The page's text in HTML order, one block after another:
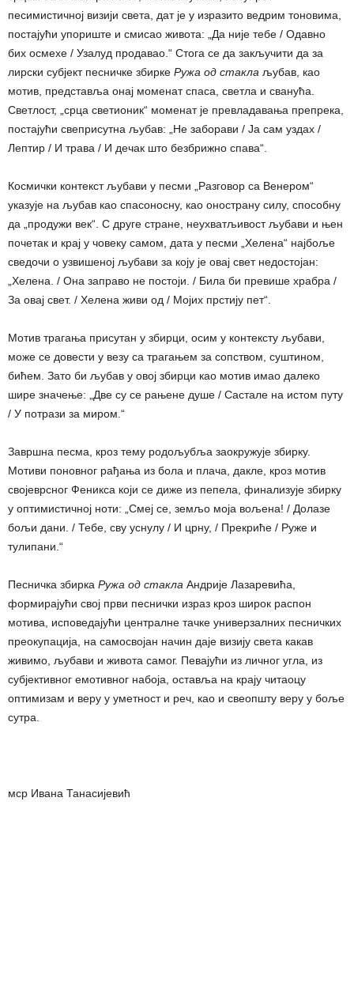
песимистичној визији света, дат је у изразито ведрим тоновима,
постајући упориште и смисао живота: „Да није тебе / Одавно
бих осмехе / Узалуд продавао.“ Стога се да закључити да за
лирски субјект песничке збирке Ружа од стакла љубав, као
мотив, представља онај моменат спаса, светла и сванућа.
Светлост, „срца светионик“ моменат је превладавања препрека,
постајући свеприсутна љубав: „Не заборави / Ја сам уздах /
Лептир / И трава / И дечак што безбрижно спава“.
Космички контекст љубави у песми „Разговор са Венером“
указује на љубав као спасоносну, као онострану силу, способну
да „продужи век“. С друге стране, неухватљивост љубави и њен
почетак и крај у човеку самом, дата у песми „Хелена“ најбоље
сведочи о узвишеној љубави за коју је овај свет недостојан:
„Хелена. / Она заправо не постоји. / Била би превише храбра /
За овај свет. / Хелена живи од / Мојих прстију пет“.
Мотив трагања присутан у збирци, осим у контексту љубави,
може се довести у везу са трагањем за сопством, суштином,
бићем. Зато би љубав у овој збирци као мотив имао далеко
шире значење: „Две су се рањене душе / Састале на истом путу
/ У потрази за миром.“
Завршна песма, кроз тему родољубља заокружује збирку.
Мотиви поновног рађања из бола и плача, дакле, кроз мотив
својеврсног Феникса који се диже из пепела, финализује збирку
у оптимистичној ноти: „Смеј се, земљо моја вољена! / Долазе
бољи дани. / Тебе, сву уснулу / И црну, / Прекриће / Руже и
тулипани.“
Песничка збирка Ружа од стакла Андрије Лазаревића,
формирајући свој први песнички израз кроз широк распон
мотива, исповедајући централне тачке универзалних песничких
преокупација, на самосвојан начин даје визију света какав
живимо, љубави и живота самог. Певајући из личног угла, из
субјективног емотивног набоја, оставља на крају читаоцу
оптимизам и веру у уметност и реч, као и свеопшту веру у боље
сутра.
мср Ивана Танасијевић